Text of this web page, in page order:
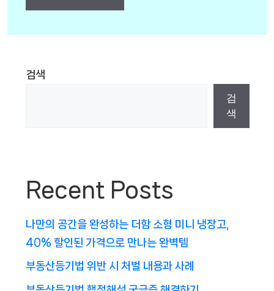
검색
검
색
Recent Posts
나만의 공간을 완성하는 더함 소형 미니 냉장고,
40% 할인된 가격으로 만나는 완벽템
부동산등기법 위반 시 처벌 내용과 사례